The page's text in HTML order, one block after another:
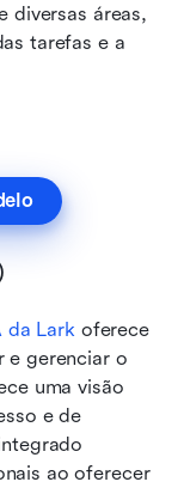
diversas áreas,
tarefas e a
da Lark oferece
e gerenciar o
uma visão
e de
ao oferecer